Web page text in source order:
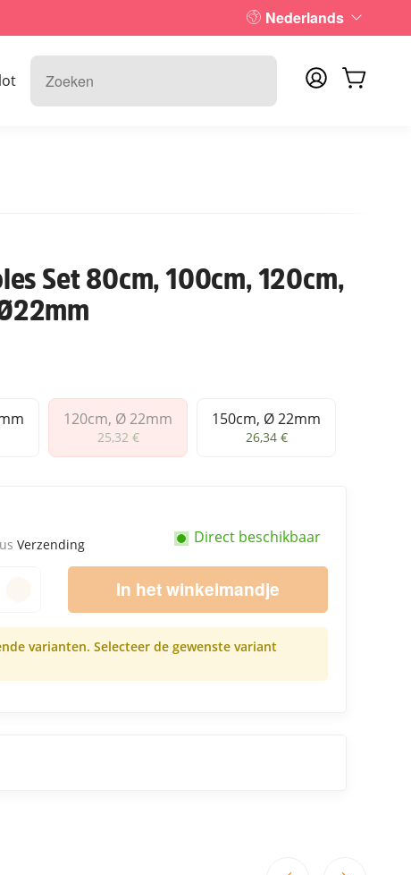
Nederlands
Set 80cm, 100cm, 120cm,
22mm
120cm, Ø 22mm
120cm, Ø 22mm
25,32 €
150cm, Ø 22mm
150cm, Ø 22mm
26,34 €
Verzending Direct beschikbaar
In het winkelmandje
varianten. Selecteer de gewenste variant